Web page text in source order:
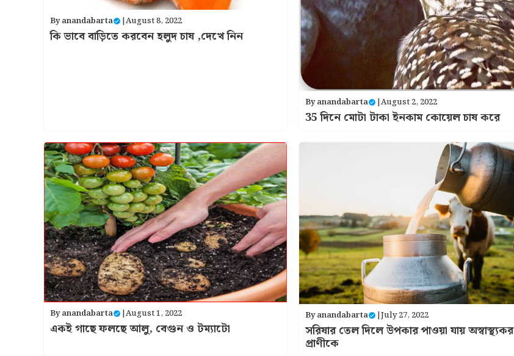
Byanandabarta |August 8, 2022
কি ভাবে বাড়িতে করবেন হলুদ চাষ ,দেখে নিন
Byanandabarta |August 2, 2022
35 দিনে মোটা টাকা ইনকাম কোয়েল চাষ করে
Byanandabarta |August 1, 2022
একই গাছে ফলছে আলু, বেগুন ও টম্যাটো
Byanandabarta |July 27, 2022
সরিষার তেল দিলে উপকার পাওয়া যায় অস্বাস্থ্যকর
প্রাণীকে